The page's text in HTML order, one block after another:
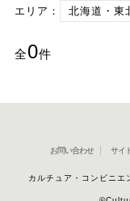
エリア：
北海道・東
全0件
お問い合わせ サイ
カルチュア・コンビニ